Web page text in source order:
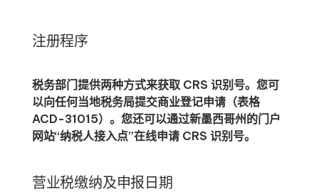
注册程序
税务部门提供两种方式来获取 CRS 识别号。您可
以向任何当地税务局提交商业登记申请（表格
ACD-31015）。您还可以通过新墨西哥州的门户
网站“纳税人接入点”在线申请 CRS 识别号。
营业税缴纳及申报日期